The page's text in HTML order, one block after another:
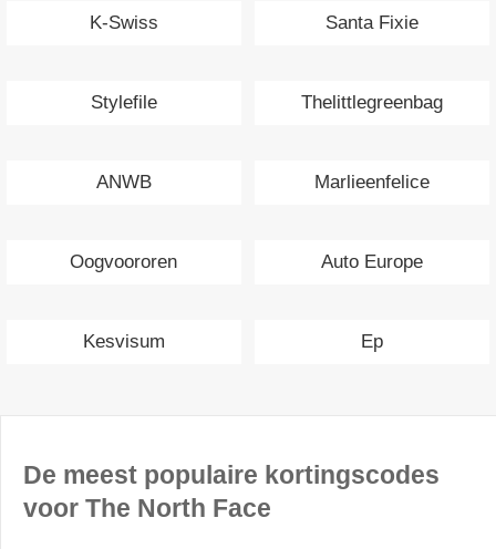
K-Swiss Santa Fixie
Stylefile Thelittlegreenbag
ANWB Marlieenfelice
Oogvoororen Auto Europe
Kesvisum Ep
De meest populaire kortingscodes
voor The North Face